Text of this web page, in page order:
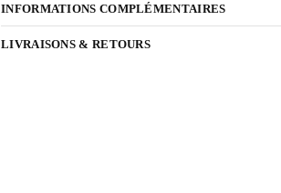
INFORMATIONS COMPLÉMENTAIRES
LIVRAISONS & RETOURS